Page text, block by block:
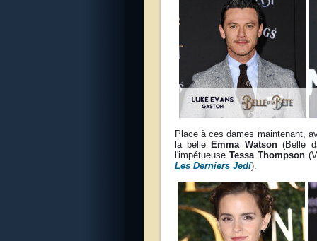
Place à ces dames maintenant,
la belle Emma Watson(Belle
l'impétueuse Tessa Thompson
Les Derniers Jedi).